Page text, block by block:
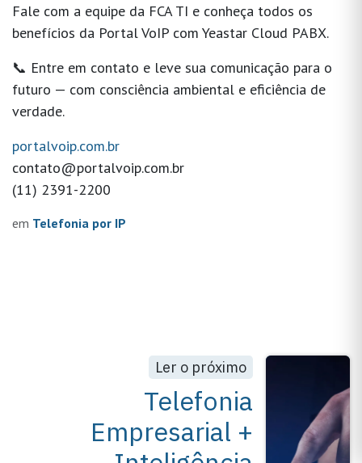
Fale com a equipe da FCA TI e conheça todos os
benefícios da Portal VoIP com Yeastar Cloud PABX.
📞 Entre em contato e leve sua comunicação para o
futuro — com consciência ambiental e eficiência de
verdade.
portalvoip.com.br
contato@portalvoip.com.br
(11) 2391-2200
em Telefonia por IP
Ler o próximo
Telefonia
Empresarial +